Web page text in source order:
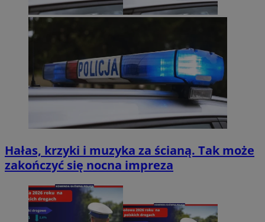
Hałas, krzyki i muzyka za ścianą. Tak może
zakończyć się nocna impreza